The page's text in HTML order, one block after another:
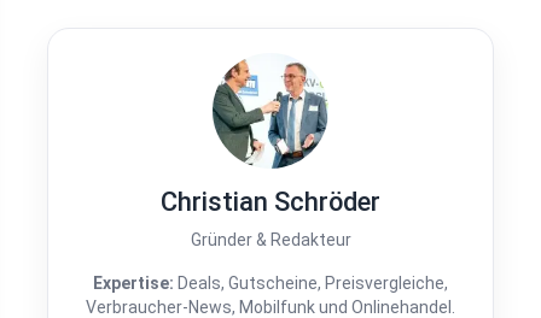
Christian Schröder
Gründer & Redakteur
Expertise: Deals, Gutscheine, Preisvergleiche,
Verbraucher-News, Mobilfunk und Onlinehandel.